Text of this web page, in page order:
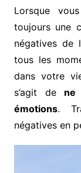
Lorsque
toujours une
négatives de
tous les
dans votre
s’agit de ne
émotions.
négatives en